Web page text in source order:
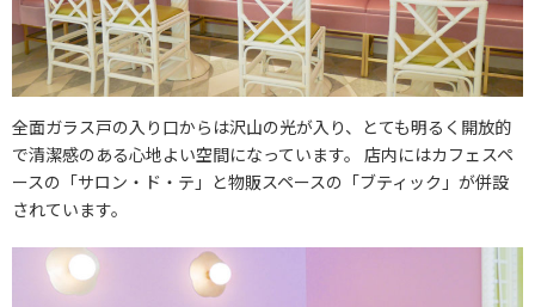
全面ガラス戸の入り口からは沢山の光が入り、とても明るく開放的
で清潔感のある心地よい空間になっています。 店内にはカフェスペ
ースの「サロン・ド・テ」と物販スペースの「ブティック」が併設
されています。